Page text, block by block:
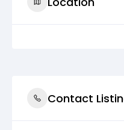
Contact